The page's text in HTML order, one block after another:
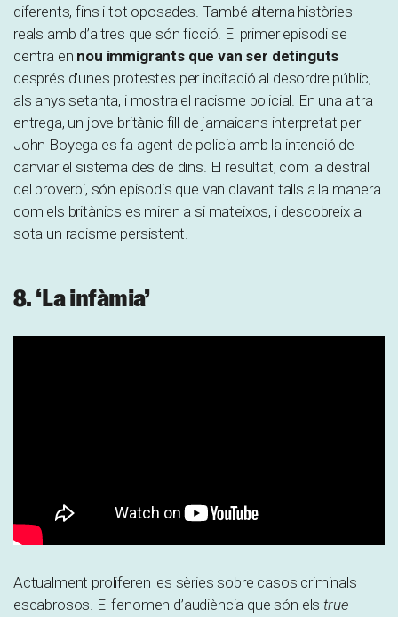
diferents, fins i tot oposades. També alterna històries
reals amb d’altres que són ficció. El primer episodi se
centra en nou immigrants que van ser detinguts
després d’unes protestes per incitació al desordre públic,
als anys setanta, i mostra el racisme policial. En una altra
entrega, un jove britànic fill de jamaicans interpretat per
John Boyega es fa agent de policia amb la intenció de
canviar el sistema des de dins. El resultat, com la destral
del proverbi, són episodis que van clavant talls a la manera
com els britànics es miren a si mateixos, i descobreix a
sota un racisme persistent.
8. ‘La infàmia’
Actualment proliferen les sèries sobre casos criminals
escabrosos. El fenomen d’audiència que són elstrue